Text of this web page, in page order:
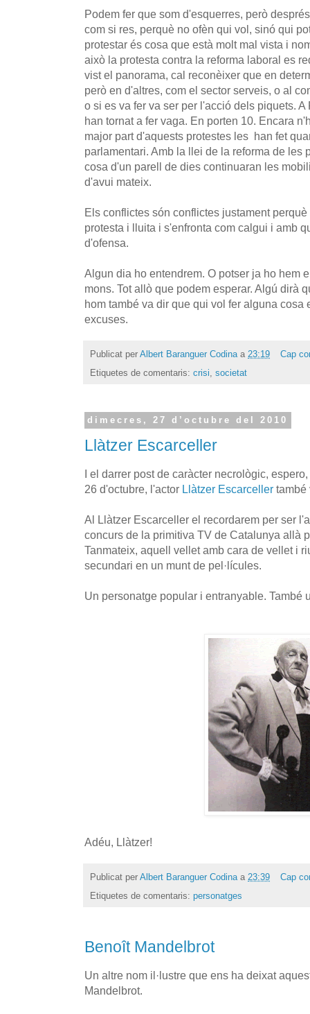
Podem fer que som d'esquerres, però
com si res, perquè no ofèn qui vol, sinó qui
protestar és cosa que està molt mal vista i
això la protesta contra la reforma laboral es
vist el panorama, cal reconèixer que en
però en d'altres, com el sector serveis, o al
o si es va fer va ser per l'acció dels piquets. A
han tornat a fer vaga. En porten 10. Encara
major part d'aquests protestes les han fet
parlamentari. Amb la llei de la reforma de les
cosa d'un parell de dies continuaran les
d'avui mateix.
Els conflictes són conflictes justament
protesta i lluita i s'enfronta com calgui i amb
d'ofensa.
Algun dia ho entendrem. O potser ja ho hem
mons. Tot allò que podem esperar. Algú dirà
hom també va dir que qui vol fer alguna cosa
excuses.
Publicat per Albert Baranguer Codina a 23:19
Cap
Etiquetes de comentaris: crisi societat
dimecres, 27 d’octubre del 2010
Llàtzer Escarceller
I el darrer post de caràcter necrològic,
26 d'octubre, l'actor Llàtzer Escarceller també
Al Llàtzer Escarceller el recordarem per ser
concurs de la primitiva TV de Catalunya allà
Tanmateix, aquell vellet amb cara de vellet i
secundari en un munt de pel·lícules.
Un personatge popular i entranyable. També
Adéu, Llàtzer!
Publicat per Albert Baranguer Codina a 23:39
Cap
Etiquetes de comentaris: personatges
Benoît Mandelbrot
Un altre nom il·lustre que ens ha deixat
Mandelbrot.